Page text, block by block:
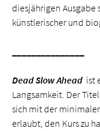
diesjährigen Ausgabe
künstlerischer und
Dead Slow Ahead ist
Langsamkeit. Der
sich mit der
erlaubt, den Kurs zu